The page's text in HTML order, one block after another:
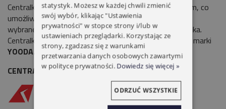
Centralki seriiSHAKKIzintegrowane są z przełącznikiem, co
umożliwia sterowanie napędem nie tylko za pomocą
wybranego pilota, lecz także wbudowanego przełącznika.
Centralki kompatybilne są ze wszystkimi urządzeniami marki
YOODA.
CENTRALKA SHAKKI 1-KANAŁOWA NATYNKOWA
statystyk. Możesz w każdej chwili zmienić
swój wybór, klikając "Ustawienia
prywatności" w stopce strony i/lub w
ustawieniach przeglądarki. Korzystając ze
strony, zgadzasz się z warunkami
przetwarzania danych osobowych zawartymi
w polityce prywatności. Dowiedz się więcej »
ODRZUĆ WSZYSTKIE